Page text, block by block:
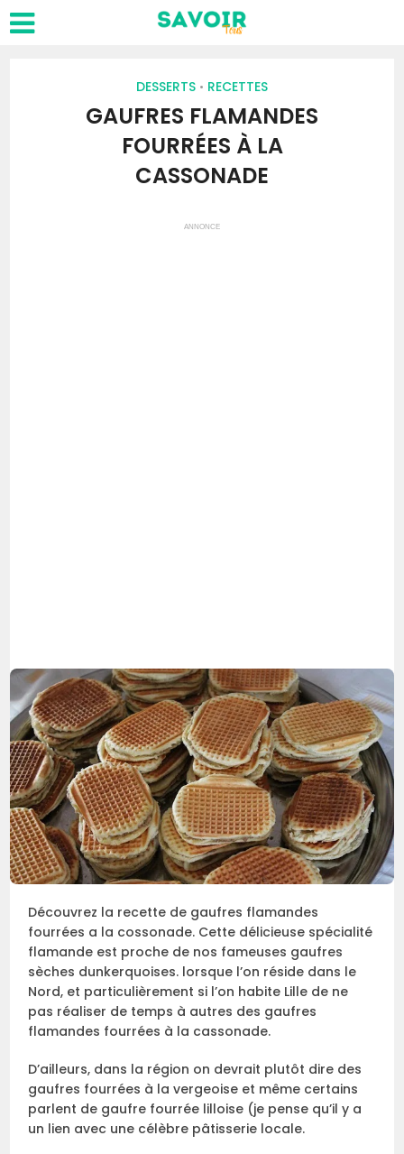
DESSERTS • RECETTES
GAUFRES FLAMANDES
FOURRÉES À LA
CASSONADE
ANNONCE
Découvrez la recette de gaufres flamandes
fourrées a la cossonade. Cette délicieuse spécialité
flamande est proche de nos fameuses gaufres
sèches dunkerquoises. lorsque l’on réside dans le
Nord, et particulièrement si l’on habite Lille de ne
pas réaliser de temps à autres des gaufres
flamandes fourrées à la cassonade.
D’ailleurs, dans la région on devrait plutôt dire des
gaufres fourrées à la vergeoise et même certains
parlent de gaufre fourrée lilloise (je pense qu’il y a
un lien avec une célèbre pâtisserie locale.